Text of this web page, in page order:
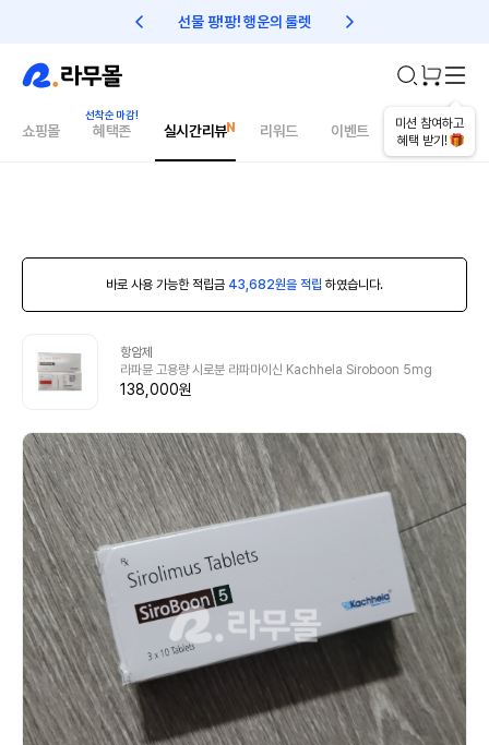
선물 팡!팡! 행운의 룰렛 친구초대 1만원 리워드!
미션 참여하고
혜택 받기!
쇼핑몰 혜택존 실시간리뷰 리워드 이벤트 건강매거진
바로 사용 가능한 적립금 43,682원을 적립 하였습니다.
항암제
라파뮨 고용량 시로분 라파마이신 Kachhela Siroboon 5mg
138,000원